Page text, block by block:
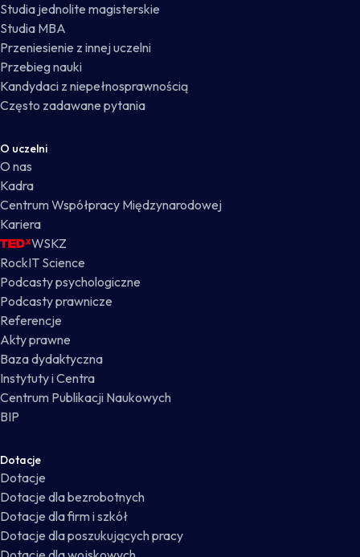
Studia jednolite magisterskie
Studia MBA
Przeniesienie z innej uczelni
Przebieg nauki
Kandydaci z niepełnosprawnością
Często zadawane pytania
O uczelni
O nas
Kadra
Centrum Współpracy Międzynarodowej
Kariera
WSKZ
RockIT Science
Podcasty psychologiczne
Podcasty prawnicze
Referencje
Akty prawne
Baza dydaktyczna
Instytuty i Centra
Centrum Publikacji Naukowych
BIP
Dotacje
Dotacje
Dotacje dla bezrobotnych
Dotacje dla firm i szkół
Dotacje dla poszukujących pracy